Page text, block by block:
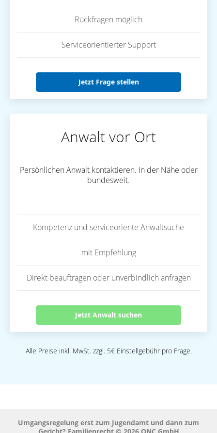
Rückfragen möglich
Serviceorientierter Support
Jetzt Frage stellen
Anwalt vor Ort
Persönlichen Anwalt kontaktieren. In der Nähe oder
bundesweit.
Kompetenz und serviceoriente Anwaltsuche
mit Empfehlung
Direkt beauftragen oder unverbindlich anfragen
Jetzt Anwalt suchen
Alle Preise inkl. MwSt. zzgl. 5€ Einstellgebühr pro Frage.
Umgangsregelung erst zum Jugendamt und dann zum